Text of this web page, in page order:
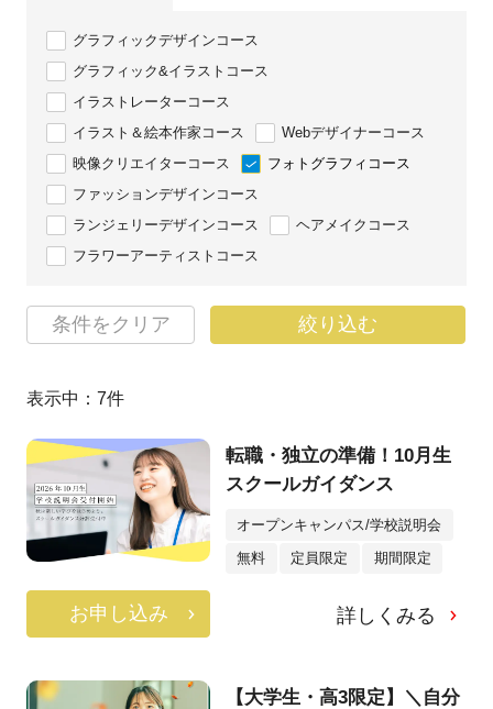
グラフィックデザインコース
グラフィック&イラストコース
イラストレーターコース
イラスト＆絵本作家コース
Webデザイナーコース
映像クリエイターコース
フォトグラフィコース
ファッションデザインコース
ランジェリーデザインコース
ヘアメイクコース
フラワーアーティストコース
条件をクリア 絞り込む
表示中： 7件
転職・独立の準備！10月生
スクールガイダンス
オープンキャンパス/学校説明会
無料 定員限定 期間限定
お申し込み 詳しくみる
【大学生・高3限定】＼自分